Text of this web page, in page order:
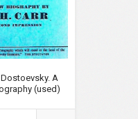
Dostoevsky. A
(used)